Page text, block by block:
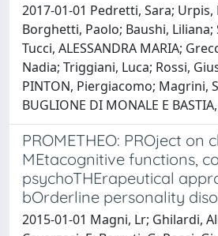
2017-01-01 Pedretti, Sara;
Borghetti, Paolo; Baushi, Liliana;
Tucci, ALESSANDRA MARIA;
Nadia; Triggiani, Luca; Rossi,
PINTON, Piergiacomo; Magrini,
BUGLIONE DI MONALE E
PROMETHEO: PROject on
MEtacognitive functions,
psychoTHErapeutical
bOrderline personality
2015-01-01 Magni, Lr; Ghilardi,